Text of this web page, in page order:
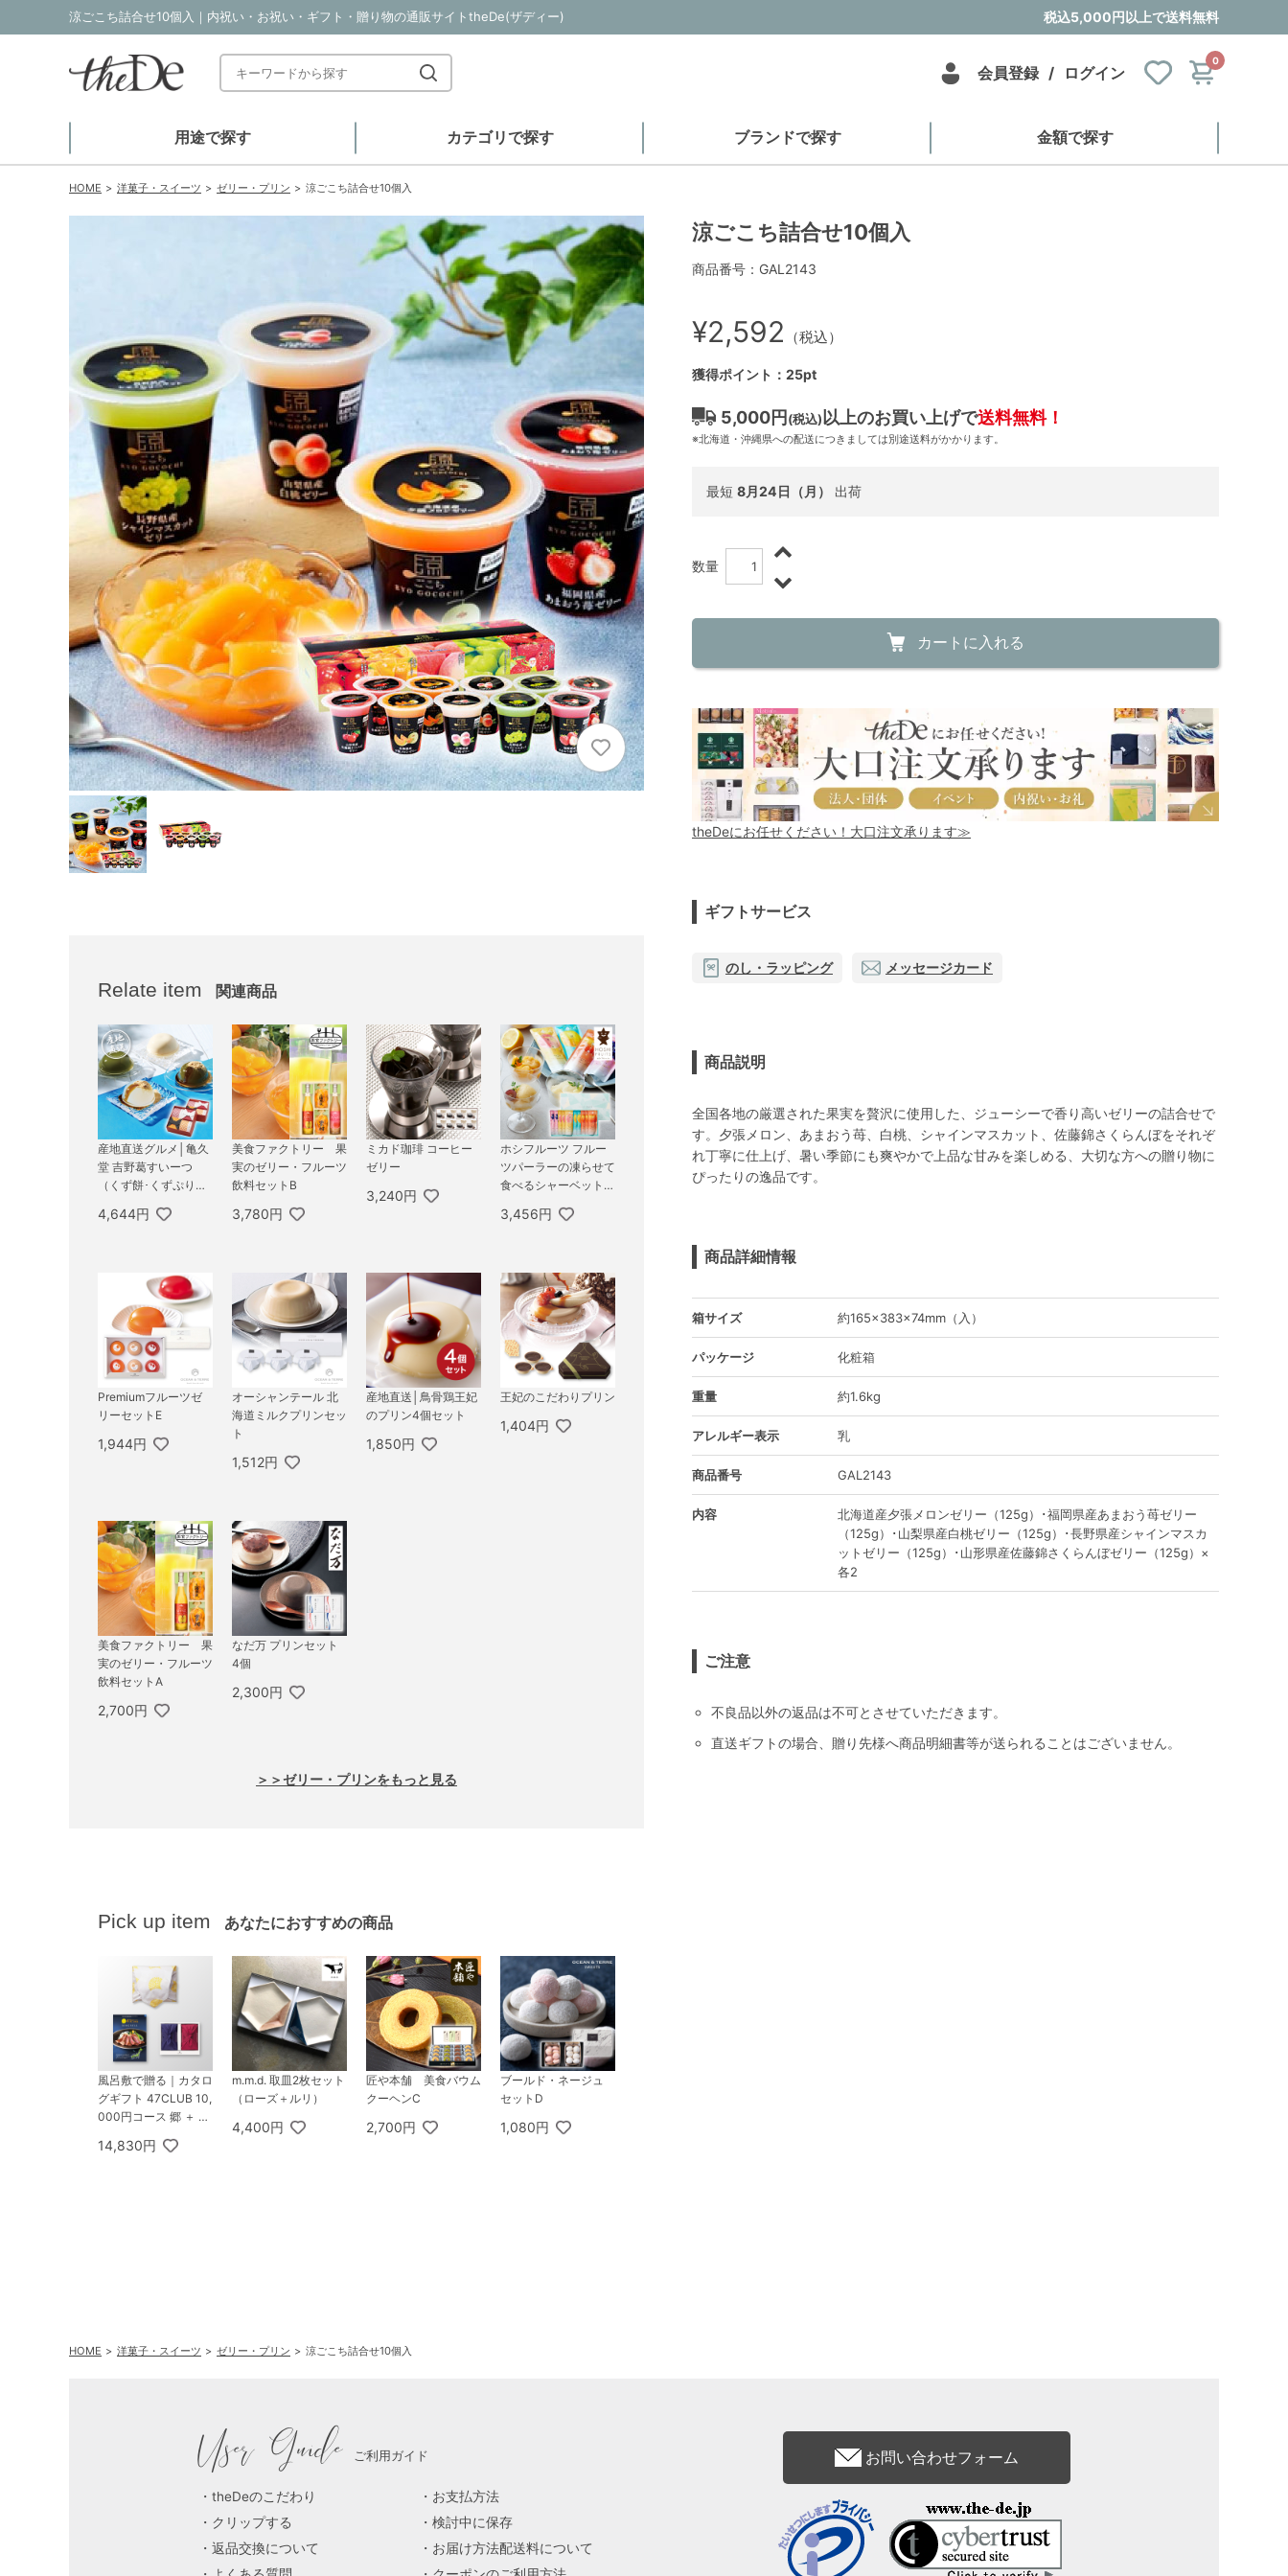
涼ごこち詰合せ10個入｜内祝い・お祝い・ギフト・贈り物の通販サイトtheDe(ザディー) 税込5,000円以上で送料無料
会員登録 / ログイン
0
用途で探す カテゴリで探す ブランドで探す 金額で探す
HOME 洋菓子・スイーツ ゼリー・プリン 涼ごこち詰合せ10個入
Relate item 関連商品
産地直送グルメ│亀久
堂 吉野葛すいーつ
（くず餅･くずぷり
4,644円
美食ファクトリー 果
実のゼリー・フルーツ
飲料セットB
3,780円
ミカド珈琲 コーヒー
ゼリー
3,240円
ホシフルーツ フルー
ツパーラーの凍らせて
食べるシャーベット
3,456円
Premiumフルーツゼ
リーセットE
1,944円
オーシャンテール 北
海道ミルクプリンセッ
ト
1,512円
産地直送│鳥骨鶏王妃
のプリン4個セット
1,850円
王妃のこだわりプリン
1,404円
美食ファクトリー 果
実のゼリー・フルーツ
飲料セットA
2,700円
なだ万 プリンセット
4個
2,300円
＞＞ゼリー・プリンをもっと見る
Pick up item あなたにおすすめの商品
風呂敷で贈る｜カタロ
グギフト 47CLUB 10,
000円コース 郷 ＋ T
A
14,830円
m.m.d. 取皿2枚セット
（ローズ＋ルリ）
4,400円
匠や本舗 美食バウム
クーヘンC
2,700円
ブールド・ネージュ
セットD
1,080円
涼ごこち詰合せ10個入
商品番号：GAL2143
¥2,592 （税込）
獲得ポイント：25pt
5,000円 (税込) 以上のお買い上げで送料無料！
※北海道・沖縄県への配送につきましては別途送料がかかります。
最短 8月24日（月） 出荷
数量
カートに入れる
theDeにお任せください！大口注文承ります≫
ギフトサービス
のし・ラッピング メッセージカード
商品説明
全国各地の厳選された果実を贅沢に使用した、ジューシーで香り高いゼリーの詰合せで
す。夕張メロン、あまおう苺、白桃、シャインマスカット、佐藤錦さくらんぼをそれぞ
れ丁寧に仕上げ、暑い季節にも爽やかで上品な甘みを楽しめる、大切な方への贈り物に
ぴったりの逸品です。
商品詳細情報
箱サイズ 約165×383×74mm（入）
パッケージ 化粧箱
重量 約1.6kg
アレルギー表示 乳
商品番号 GAL2143
内容
北海道産夕張メロンゼリー（125g）･福岡県産あまおう苺ゼリー
（125g）･山梨県産白桃ゼリー（125g）･長野県産シャインマスカ
ットゼリー（125g）･山形県産佐藤錦さくらんぼゼリー（125g）×
各2
ご注意
不良品以外の返品は不可とさせていただきます。
直送ギフトの場合、贈り先様へ商品明細書等が送られることはございません。
HOME 洋菓子・スイーツ ゼリー・プリン 涼ごこち詰合せ10個入
User Guide ご利用ガイド
theDeのこだわり
お支払方法
クリップする
検討中に保存
返品交換について
お届け方法配送料について
お問い合わせフォーム